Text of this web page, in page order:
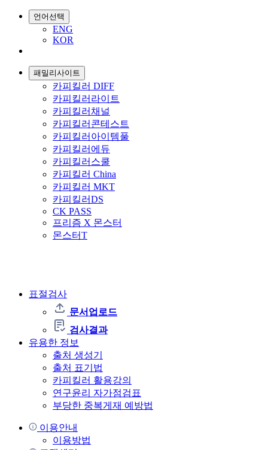
언어선택
ENG
KOR
패밀리사이트
카피킬러 DIFF
카피킬러라이트
카피킬러채널
카피킬러콘테스트
카피킬러아이템풀
카피킬러에듀
카피킬러스쿨
카피킬러 China
카피킬러 MKT
카피킬러DS
CK PASS
프리즘 X 몬스터
몬스터T
표절검사
문서업로드
검사결과
유용한 정보
출처 생성기
출처 표기법
카피킬러 활용강의
연구윤리 자가점검표
부당한 중복게재 예방법
이용안내
이용방법